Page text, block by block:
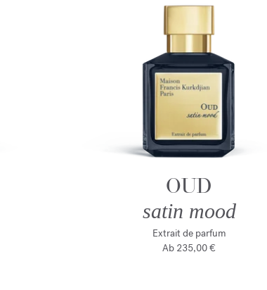
OUD
satin mood
Extrait de parfum
Ab 235,00 €